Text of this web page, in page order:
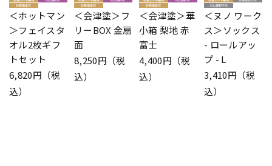
＜ホットマン
＞フェイスタ
オル2枚ギフ
トセット
6,820円（税
込）
＜会津塗＞フ
リーBOX 金扇
面
8,250円（税
込）
＜会津塗＞華
小箱 梨地 赤
富士
4,400円（税
込）
＜ヌノ ワーク
ス＞ソックス
- ロールアッ
プ - L
3,410円（税
込）